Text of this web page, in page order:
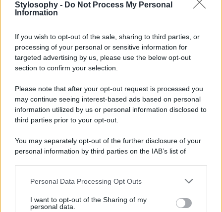
Stylosophy - Do Not Process My Personal
Information
If you wish to opt-out of the sale, sharing to third parties, or
processing of your personal or sensitive information for
targeted advertising by us, please use the below opt-out
section to confirm your selection.
Please note that after your opt-out request is processed you
may continue seeing interest-based ads based on personal
information utilized by us or personal information disclosed to
third parties prior to your opt-out.
You may separately opt-out of the further disclosure of your
personal information by third parties on the IAB’s list of
This information may also be disclosed by us to third parties
disclose it to other third parties.
Personal Data Processing Opt Outs
I want to opt-out of the Sharing of my
personal data.